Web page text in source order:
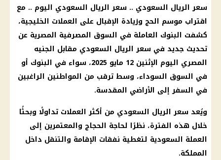
سعر الريال السعودي .. سعر الريال السعودي اليوم .. مع
اقتراب موسم الحج وزيادة الإقبال على العملات الخليجية،
كشفت البنوك العاملة في السوق المصرفية المصرية عن
تحديث جديد في سعر الريال السعودي مقابل الجنيه
المصري اليوم الإثنين 12 مايو 2025، سواء في البنوك أو
في السوق السوداء، وسط ترقب من المواطنين الراغبين
في السفر إلى الأراضي المقدسة.
ويُعد سعر الريال السعودي من أكثر العملات تداولًا وبحثًا
خلال هذه الفترة، نظرًا لحاجة الحجاج والمعتمرين إلى
العملة السعودية لتغطية نفقات الإقامة والتنقل داخل
المملكة.